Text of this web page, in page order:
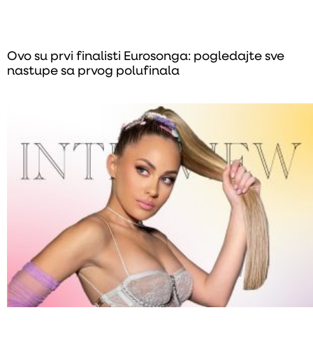
Ovo su prvi finalisti Eurosonga: pogledajte sve
nastupe sa prvog polufinala